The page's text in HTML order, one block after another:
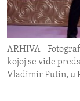
IDEALS AND
ARHIVA -
kojoj se vide
Vladimir Putin, u